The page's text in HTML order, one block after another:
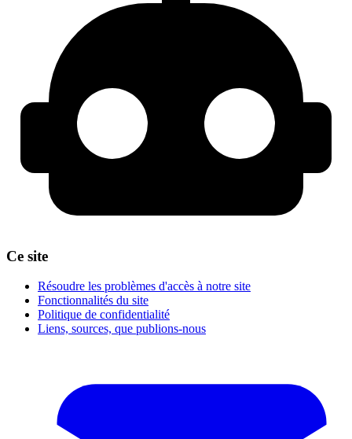
Ce site
Résoudre les problèmes d'accès à notre site
Fonctionnalités du site
Politique de confidentialité
Liens, sources, que publions-nous